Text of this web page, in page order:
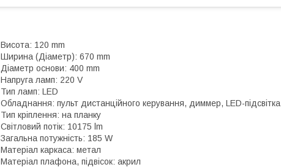
Висота: 120 mm
Ширина (Діаметр): 670 mm
Діаметр основи: 400 mm
Напруга ламп: 220 V
Тип ламп: LED
Обладнання: пульт дистанційного керування, диммер, LED-підсвітка
Тип кріплення: на планку
Світловий потік: 10175 lm
Загальна потужність: 185 W
Матеріал каркаса: метал
Матеріал плафона, підвісок: акрил